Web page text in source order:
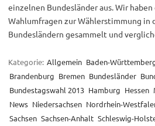
einzelnen Bundesländer aus. Wir
Wahlumfragen zur Wählerstimmung in
Bundesländern gesammelt und
Kategorie: Allgemein Baden-
Brandenburg Bremen Bundesländer
Bundestagswahl 2013 Hamburg Hessen
News Niedersachsen Nordrhein-
Sachsen Sachsen-Anhalt Schleswig-